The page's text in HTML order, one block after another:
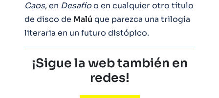
Caos, en Desafíoo en cualquier otro título
de disco de Malú que parezca una trilogía
literaria en un futuro distópico.
¡Sigue la web también en
redes!